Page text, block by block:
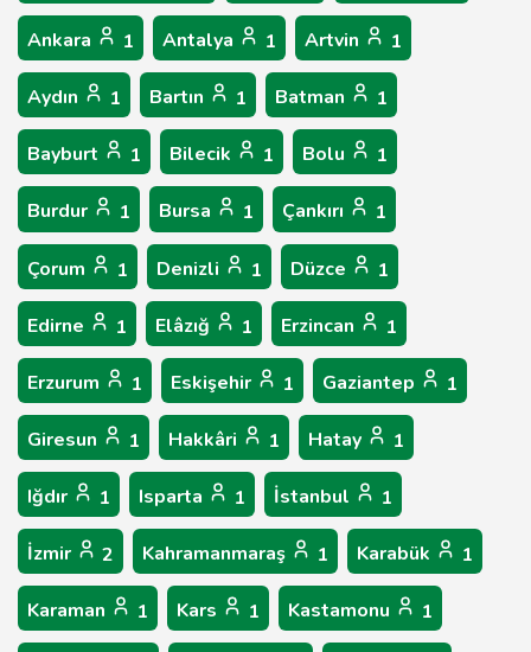
Ankara 1 Antalya 1 Artvin 1
Aydın 1 Bartın 1 Batman 1
Bayburt 1 Bilecik 1 Bolu 1
Burdur 1 Bursa 1 Çankırı 1
Çorum 1 Denizli 1 Düzce 1
Edirne 1 Elâzığ 1 Erzincan 1
Erzurum 1 Eskişehir 1 Gaziantep 1
Giresun 1 Hakkâri 1 Hatay 1
Iğdır 1 Isparta 1 İstanbul 1
İzmir 2 Kahramanmaraş 1 Karabük 1
Karaman 1 Kars 1 Kastamonu 1